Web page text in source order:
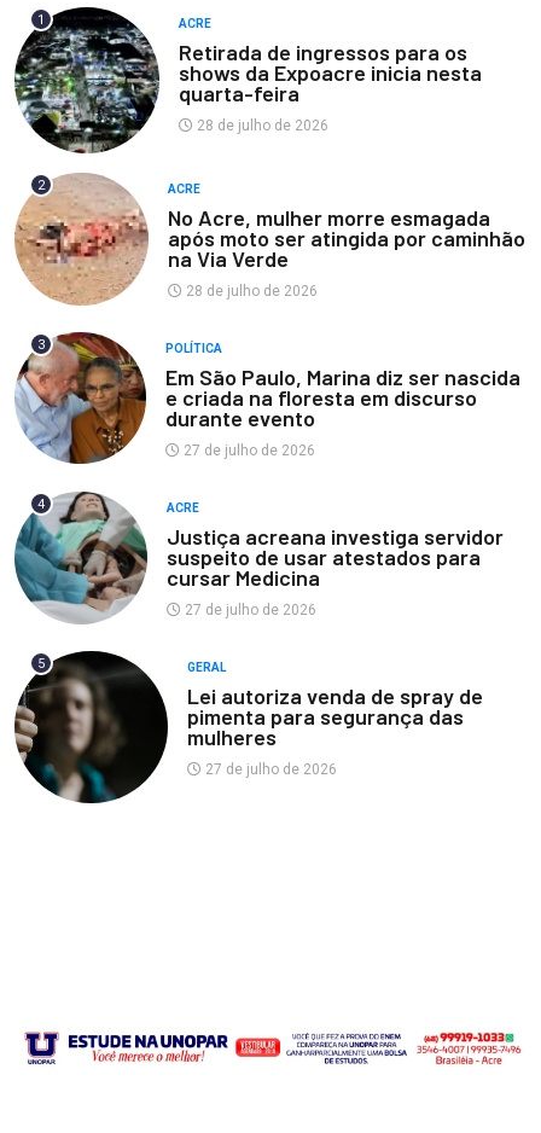
1 ACRE
Retirada de ingressos para os
shows da Expoacre inicia nesta
quarta-feira
28 de julho de 2026
2 ACRE
No Acre, mulher morre esmagada
após moto ser atingida por caminhão
na Via Verde
28 de julho de 2026
3 POLÍTICA
Em São Paulo, Marina diz ser nascida
e criada na floresta em discurso
durante evento
27 de julho de 2026
4 ACRE
Justiça acreana investiga servidor
suspeito de usar atestados para
cursar Medicina
27 de julho de 2026
5 GERAL
Lei autoriza venda de spray de
pimenta para segurança das
mulheres
27 de julho de 2026